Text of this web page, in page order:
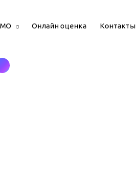
МО Онлайн оценка Контакты